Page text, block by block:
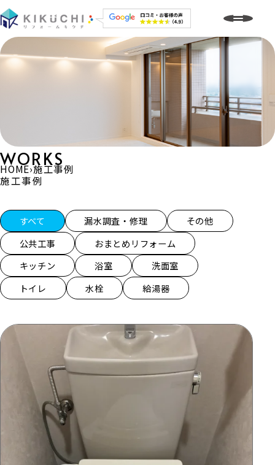
WORKS
施工事例
HOME›施工事例
施工事例一覧
すべて 漏水調査・修理
その他
公共工事
おまとめリフォーム
キッチン
浴室
洗面室
トイレ
水栓 給湯器